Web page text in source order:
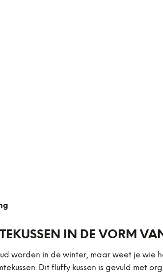
IN DE VORM
worden in de winter, maar weet je wie
Dit fluffy kussen is gevuld met